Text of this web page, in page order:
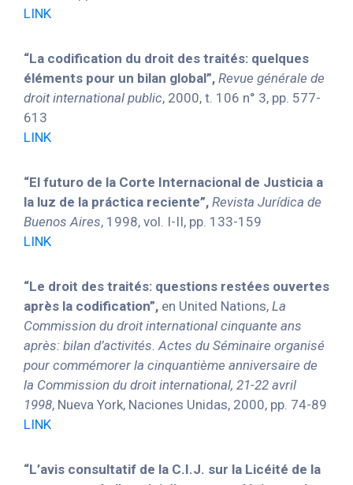
LINK
“La codification du droit des traités: quelques
éléments pour un bilan global”, Revue générale de
droit international public, 2000, t. 106 n° 3, pp. 577-
613
LINK
“El futuro de la Corte Internacional de Justicia a
la luz de la práctica reciente”, Revista Jurídica de
Buenos Aires, 1998, vol. I-II, pp. 133-159
LINK
“Le droit des traités: questions restées ouvertes
après la codification”, en United Nations, La
Commission du droit international cinquante ans
après: bilan d’activités. Actes du Séminaire organisé
pour commémorer la cinquantième anniversaire de
la Commission du droit international, 21-22 avril
1998, Nueva York, Naciones Unidas, 2000, pp. 74-89
LINK
“L’avis consultatif de la C.I.J. sur la Licéité de la